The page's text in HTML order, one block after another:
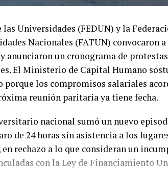
las Universidades (FEDUN) y la
Nacionales (FATUN) convocaron
anunciaron un cronograma de
El Ministerio de Capital Humano
porque los compromisos salariales
reunión paritaria ya tiene fecha.
nacional sumó un nuevo
de 24 horas sin asistencia a los
rechazo a lo que consideran un
con la Ley de Financiamiento